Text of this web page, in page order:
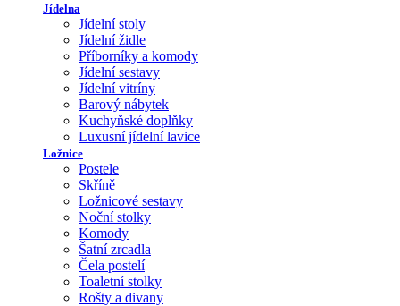
Jídelna
Jídelní stoly
Jídelní židle
Příborníky a komody
Jídelní sestavy
Jídelní vitríny
Barový nábytek
Kuchyňské doplňky
Luxusní jídelní lavice
Ložnice
Postele
Skříně
Ložnicové sestavy
Noční stolky
Komody
Šatní zrcadla
Čela postelí
Toaletní stolky
Rošty a divany